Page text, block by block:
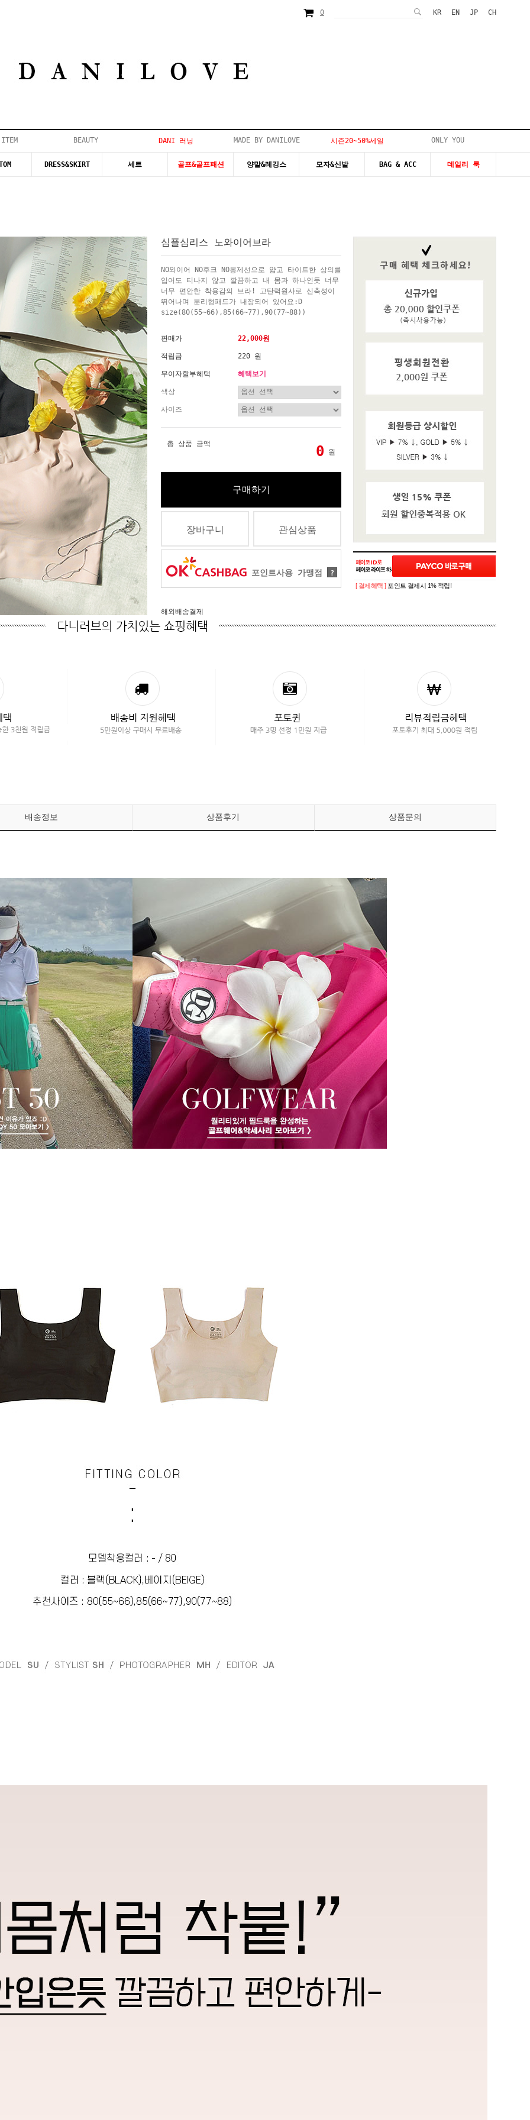
0 KR EN JP CH
BEAUTY DANI 러닝 MADE BY DANILOVE 시즌20~50%세일 ONLY YOU
DRESS&SKIRT 세트 골프&골프패션 양말&레깅스 모자&신발 BAG & ACC 데일리 룩
심플심리스 노와이어브라
NO와이어 NO후크 NO봉제선으로 얇고 타이트한 상의를
입어도 티나지 않고 깔끔하고 내 몸과 하나인듯 너무
너무 편안한 착용감의 브라! 고탄력원사로 신축성이
뛰어나며 분리형패드가 내장되어 있어요:D
size(80(55~66),85(66~77),90(77~88))
판매가 22,000원
적립금 220 원
무이자할부혜택 혜택보기
색상
사이즈
총 상품 금액 0 원
구매하기
장바구니 관심상품
포인트사용 가맹점 ?
해외배송결제
[ 결제혜택 ] 포인트 결제시 1% 적립!
배송정보 상품후기 상품문의